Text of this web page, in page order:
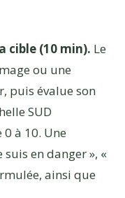
cible (10 min). Le
ou une
puis évalue son
SUD
à 10. Une
suis en danger », «
ainsi que